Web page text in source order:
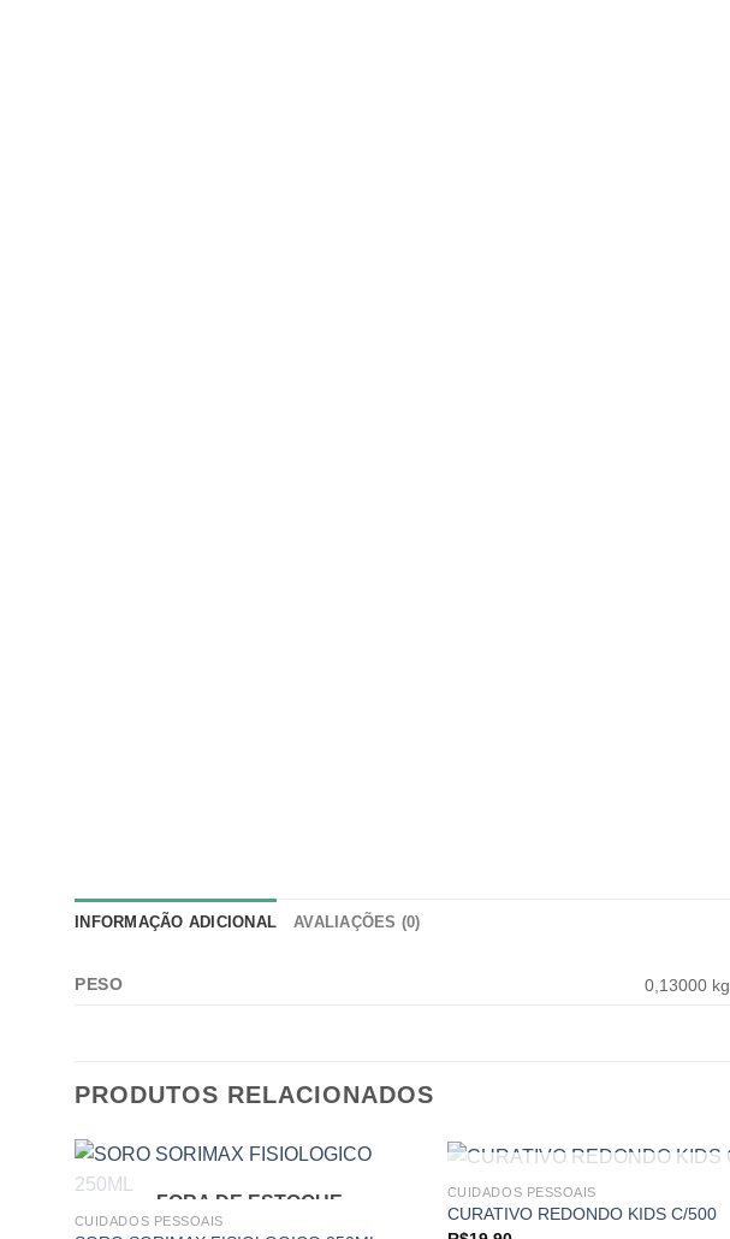
INFORMAÇÃO ADICIONAL AVALIAÇÕES (0)
PESO 0,13000 kg
PRODUTOS RELACIONADOS
FORA DE ESTOQUE
CUIDADOS PESSOAIS
FORA DE ESTOQUE
CUIDADOS PESSOAIS
CURATIVO REDONDO KIDS C/500